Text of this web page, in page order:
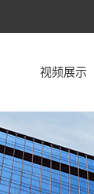
视频展示